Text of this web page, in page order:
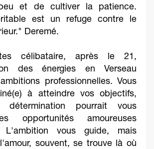
et de cultiver la patience.
est un refuge contre le
Deremé.
célibataire, après le 21,
des énergies en Verseau
professionnelles. Vous
à atteindre vos objectifs,
pourrait vous
opportunités amoureuses
L'ambition vous guide, mais
souvent, se trouve là où